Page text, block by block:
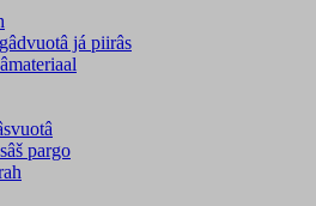
já piirâs
pargo